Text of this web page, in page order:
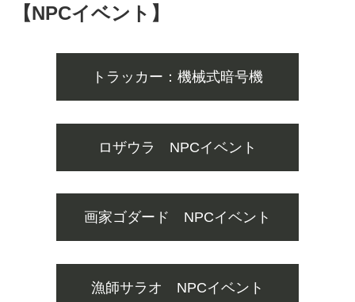
【NPCイベント】
トラッカー：機械式暗号機
ロザウラ NPCイベント
画家ゴダード NPCイベント
漁師サラオ NPCイベント